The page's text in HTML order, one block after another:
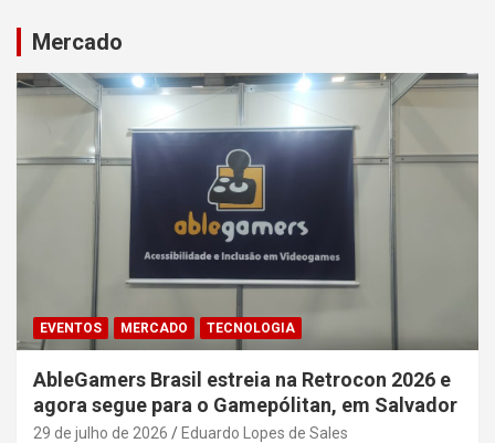
Mercado
EVENTOS MERCADO TECNOLOGIA
AbleGamers Brasil estreia na Retrocon 2026 e
agora segue para o Gamepólitan, em Salvador
29 de julho de 2026 Eduardo Lopes de Sales